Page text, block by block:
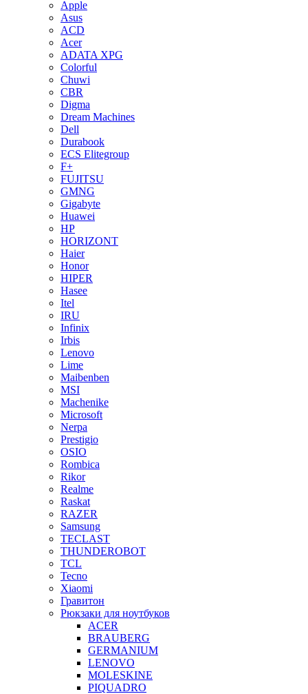
Apple
Asus
ACD
Acer
ADATA XPG
Colorful
Chuwi
CBR
Digma
Dream Machines
Dell
Durabook
ECS Elitegroup
F+
FUJITSU
GMNG
Gigabyte
Huawei
HP
HORIZONT
Haier
Honor
HIPER
Hasee
Itel
IRU
Infinix
Irbis
Lenovo
Lime
Maibenben
MSI
Machenike
Microsoft
Nerpa
Prestigio
OSIO
Rombica
Rikor
Realme
Raskat
RAZER
Samsung
TECLAST
THUNDEROBOT
TCL
Tecno
Xiaomi
Гравитон
Рюкзаки для ноутбуков
ACER
BRAUBERG
GERMANIUM
LENOVO
MOLESKINE
PIQUADRO